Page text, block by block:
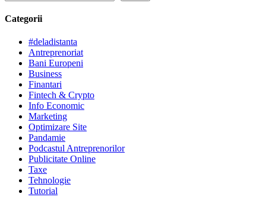
Categorii
#deladistanta
Antreprenoriat
Bani Europeni
Business
Finantari
Fintech & Crypto
Info Economic
Marketing
Optimizare Site
Pandamie
Podcastul Antreprenorilor
Publicitate Online
Taxe
Tehnologie
Tutorial